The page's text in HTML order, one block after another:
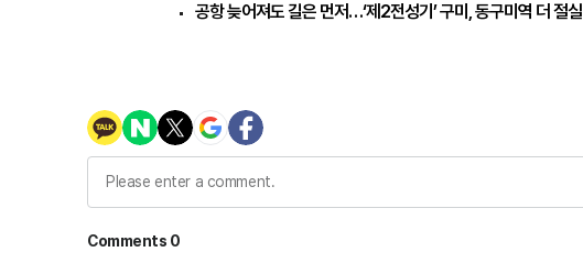
공항 늦어져도 길은 먼저…‘제2전성기’ 구미, 동구미역 더 절실